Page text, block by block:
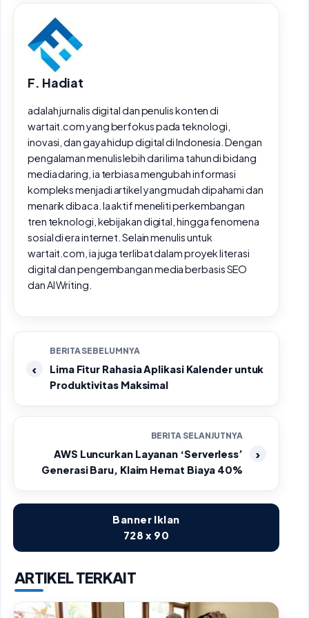
F. Hadiat
adalah jurnalis digital dan penulis konten di
wartait.com yang berfokus pada teknologi,
inovasi, dan gaya hidup digital di Indonesia. Dengan
pengalaman menulis lebih dari lima tahun di bidang
media daring, ia terbiasa mengubah informasi
kompleks menjadi artikel yang mudah dipahami dan
menarik dibaca. Ia aktif meneliti perkembangan
tren teknologi, kebijakan digital, hingga fenomena
sosial di era internet. Selain menulis untuk
wartait.com, ia juga terlibat dalam proyek literasi
digital dan pengembangan media berbasis SEO
dan AI Writing.
BERITA SEBELUMNYA
Lima Fitur Rahasia Aplikasi Kalender untuk
Produktivitas Maksimal
BERITA SELANJUTNYA
AWS Luncurkan Layanan ‘Serverless’
Generasi Baru, Klaim Hemat Biaya 40%
Banner Iklan
728 x 90
ARTIKEL TERKAIT